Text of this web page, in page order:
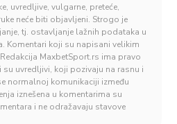
uvredljive, vulgarne, preteće,
neće biti objavljeni. Strogo je
tj. ostavljanje lažnih podataka u
Komentari koji su napisani velikim
MaxbetSport.rs ima pravo
uvredljivi, koji pozivaju na rasnu i
normalnoj komunikaciji između
iznešena u komentarima su
i ne odražavaju stavove